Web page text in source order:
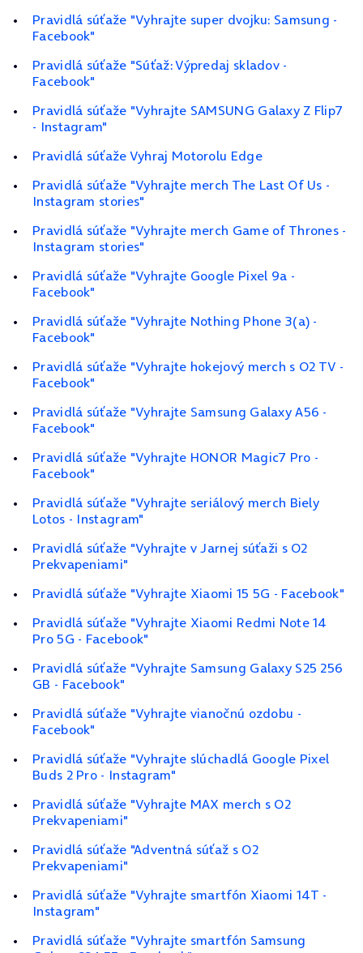
Pravidlá súťaže "Vyhrajte super dvojku: Samsung -
Facebook"
Pravidlá súťaže "Súťaž: Výpredaj skladov -
Facebook"
Pravidlá súťaže "Vyhrajte SAMSUNG Galaxy Z Flip7
- Instagram"
Pravidlá súťaže Vyhraj Motorolu Edge
Pravidlá súťaže "Vyhrajte merch The Last Of Us -
Instagram stories"
Pravidlá súťaže "Vyhrajte merch Game of Thrones -
Instagram stories"
Pravidlá súťaže "Vyhrajte Google Pixel 9a -
Facebook"
Pravidlá súťaže "Vyhrajte Nothing Phone 3(a) -
Facebook"
Pravidlá súťaže "Vyhrajte hokejový merch s O2 TV -
Facebook"
Pravidlá súťaže "Vyhrajte Samsung Galaxy A56 -
Facebook"
Pravidlá súťaže "Vyhrajte HONOR Magic7 Pro -
Facebook"
Pravidlá súťaže "Vyhrajte seriálový merch Biely
Lotos - Instagram"
Pravidlá súťaže "Vyhrajte v Jarnej súťaži s O2
Prekvapeniami"
Pravidlá súťaže "Vyhrajte Xiaomi 15 5G - Facebook"
Pravidlá súťaže "Vyhrajte Xiaomi Redmi Note 14
Pro 5G - Facebook"
Pravidlá súťaže "Vyhrajte Samsung Galaxy S25 256
GB - Facebook"
Pravidlá súťaže "Vyhrajte vianočnú ozdobu -
Facebook"
Pravidlá súťaže "Vyhrajte slúchadlá Google Pixel
Buds 2 Pro - Instagram"
Pravidlá súťaže "Vyhrajte MAX merch s O2
Prekvapeniami"
Pravidlá súťaže "Adventná súťaž s O2
Prekvapeniami"
Pravidlá súťaže "Vyhrajte smartfón Xiaomi 14T -
Instagram"
Pravidlá súťaže "Vyhrajte smartfón Samsung